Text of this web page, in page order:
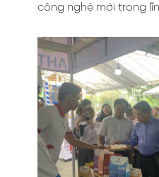
công nghệ mới trong